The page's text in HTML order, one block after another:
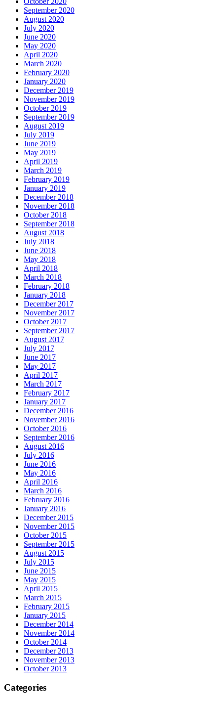
September 2020
August 2020
July 2020
June 2020
May 2020
April 2020
March 2020
February 2020
January 2020
December 2019
November 2019
October 2019
September 2019
August 2019
July 2019
June 2019
May 2019
April 2019
March 2019
February 2019
January 2019
December 2018
November 2018
October 2018
September 2018
August 2018
July 2018
June 2018
May 2018
April 2018
March 2018
February 2018
January 2018
December 2017
November 2017
October 2017
September 2017
August 2017
July 2017
June 2017
May 2017
April 2017
March 2017
February 2017
January 2017
December 2016
November 2016
October 2016
September 2016
August 2016
July 2016
June 2016
May 2016
April 2016
March 2016
February 2016
January 2016
December 2015
November 2015
October 2015
September 2015
August 2015
July 2015
June 2015
May 2015
April 2015
March 2015
February 2015
January 2015
December 2014
November 2014
October 2014
December 2013
November 2013
October 2013
Categories